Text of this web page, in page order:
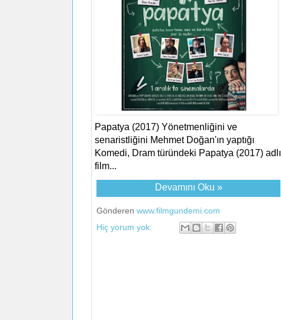
Papatya (2017) Yönetmenliğini ve
senaristliğini Mehmet Doğan'ın yaptığı
Komedi, Dram türündeki Papatya (2017) adlı
film...
Devamını Oku »
Gönderen www.filmgundemi.com
Hiç yorum yok: